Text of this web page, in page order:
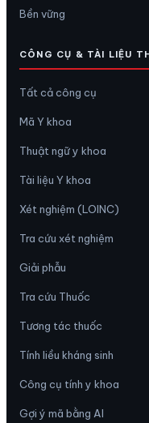
Bền vững
CÔNG CỤ & TÀI LIỆU
Tất cả công cụ
Mã Y khoa
Thuật ngữ y khoa
Tài liệu Y khoa
Xét nghiệm (LOINC)
Tra cứu xét nghiệm
Giải phẫu
Tra cứu Thuốc
Tương tác thuốc
Tính liều kháng sinh
Công cụ tính y khoa
Gợi ý mã bằng AI